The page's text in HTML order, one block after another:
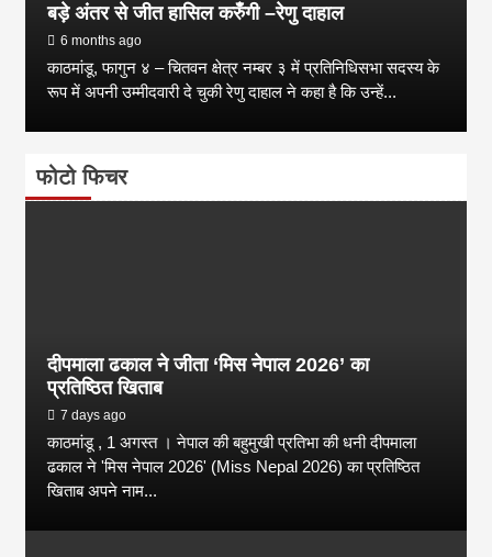
बड़े अंतर से जीत हासिल करुँंगी –रेणु दाहाल
6 months ago
काठमांडू, फागुन ४ – चितवन क्षेत्र नम्बर ३ में प्रतिनिधिसभा सदस्य के
रूप में अपनी उम्मीदवारी दे चुकी रेणु दाहाल ने कहा है कि उन्हें...
फोटो फिचर
दीपमाला ढकाल ने जीता ‘मिस नेपाल 2026’ का
प्रतिष्ठित खिताब
7 days ago
काठमांडू , 1 अगस्त । नेपाल की बहुमुखी प्रतिभा की धनी दीपमाला
ढकाल ने 'मिस नेपाल 2026' (Miss Nepal 2026) का प्रतिष्ठित
खिताब अपने नाम...